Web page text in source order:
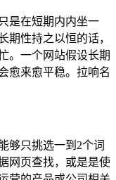
是在短期内内坐一
期性持之以恒的话，
。一个网站假设长期
愈来愈平稳。拉响名
够只挑选一到2个词
网页查找，或是是使